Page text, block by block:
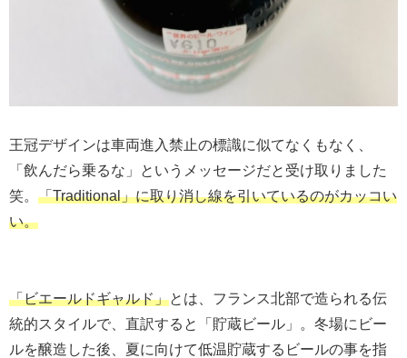
王冠デザインは車両進入禁止の標識に似てなくもなく、
「飲んだら乗るな」というメッセージだと受け取りました
笑。 「Traditional」に取り消し線を引いているのがカッコい
い。
「ビエールドギャルド」とは、フランス北部で造られる伝
統的スタイルで、直訳すると「貯蔵ビール」。冬場にビー
ルを醸造した後、夏に向けて低温貯蔵するビールの事を指